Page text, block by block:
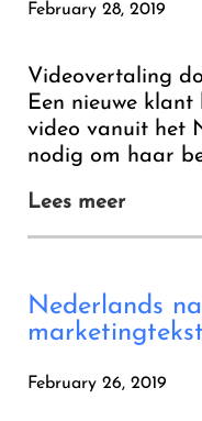
February 28, 2019
Videovertaling
Een nieuwe
video vanuit het
nodig om haar
Lees meer
Nederlands
February 26, 2019